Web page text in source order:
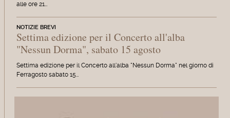
alle ore 21…
NOTIZIE BREVI
Settima edizione per il Concerto all'alba
"Nessun Dorma", sabato 15 agosto
Settima edizione per il Concerto all'alba "Nessun Dorma" nel giorno di
Ferragosto sabato 15…